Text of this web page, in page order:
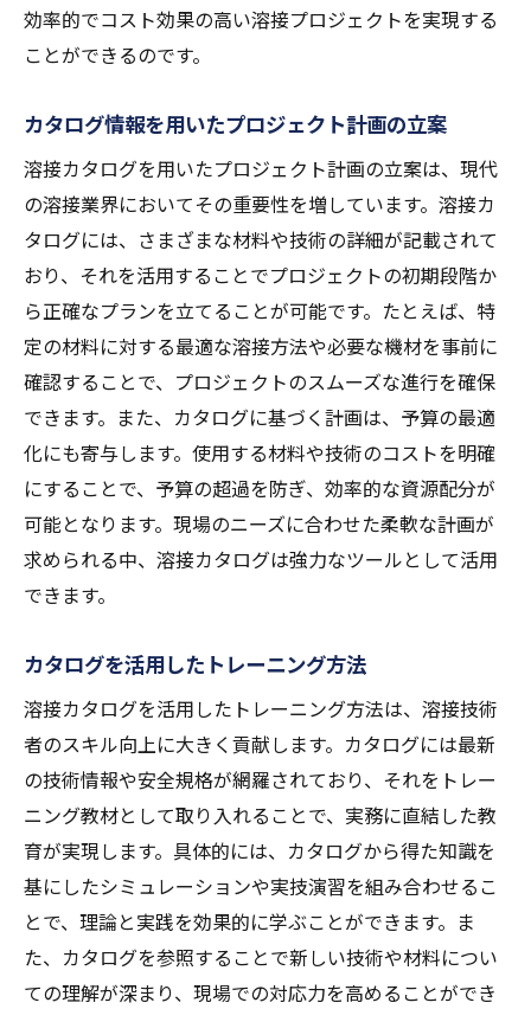
効率的でコスト効果の高い溶接プロジェクトを実現する
ことができるのです。
カタログ情報を用いたプロジェクト計画の立案
溶接カタログを用いたプロジェクト計画の立案は、現代
の溶接業界においてその重要性を増しています。溶接カ
タログには、さまざまな材料や技術の詳細が記載されて
おり、それを活用することでプロジェクトの初期段階か
ら正確なプランを立てることが可能です。たとえば、特
定の材料に対する最適な溶接方法や必要な機材を事前に
確認することで、プロジェクトのスムーズな進行を確保
できます。また、カタログに基づく計画は、予算の最適
化にも寄与します。使用する材料や技術のコストを明確
にすることで、予算の超過を防ぎ、効率的な資源配分が
可能となります。現場のニーズに合わせた柔軟な計画が
求められる中、溶接カタログは強力なツールとして活用
できます。
カタログを活用したトレーニング方法
溶接カタログを活用したトレーニング方法は、溶接技術
者のスキル向上に大きく貢献します。カタログには最新
の技術情報や安全規格が網羅されており、それをトレー
ニング教材として取り入れることで、実務に直結した教
育が実現します。具体的には、カタログから得た知識を
基にしたシミュレーションや実技演習を組み合わせるこ
とで、理論と実践を効果的に学ぶことができます。ま
た、カタログを参照することで新しい技術や材料につい
ての理解が深まり、現場での対応力を高めることができ